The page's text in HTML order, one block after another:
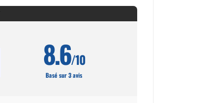
8.6/10
Basé sur 3 avis